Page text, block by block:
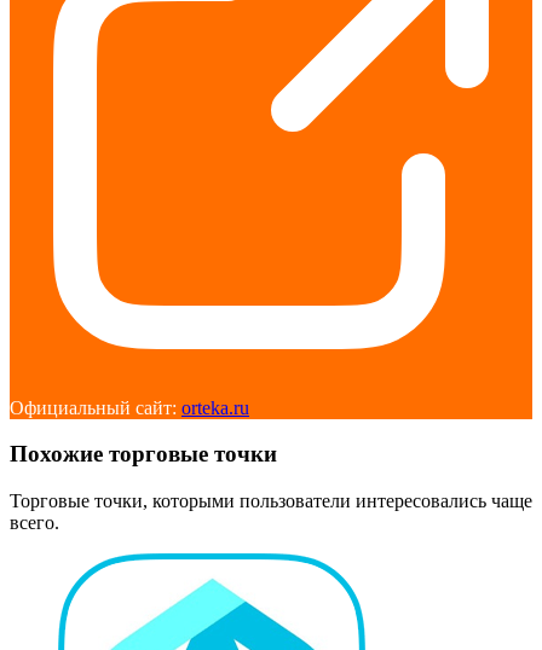
Официальный сайт: orteka.ru
Похожие торговые точки
Торговые точки, которыми пользователи интересовались чаще
всего.